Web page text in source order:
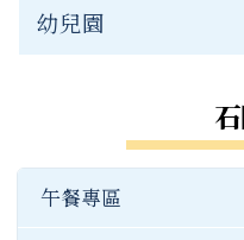
人事公告
公開資訊
檔案下載
業務職掌
重要連結
公開資訊
幼兒園
幼兒園職掌
幼兒園公告
午餐專區